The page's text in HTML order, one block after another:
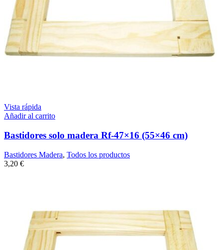
Vista rápida
Añadir al carrito
Bastidores solo madera Rf-47×16 (55×46 cm)
Bastidores Madera, Todos los productos
3,20 €